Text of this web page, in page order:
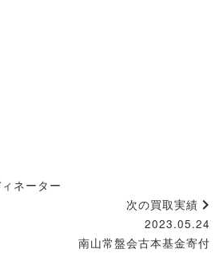
ネーター
次の買取実績
2023.05.24
南山常盤会古本基金寄付